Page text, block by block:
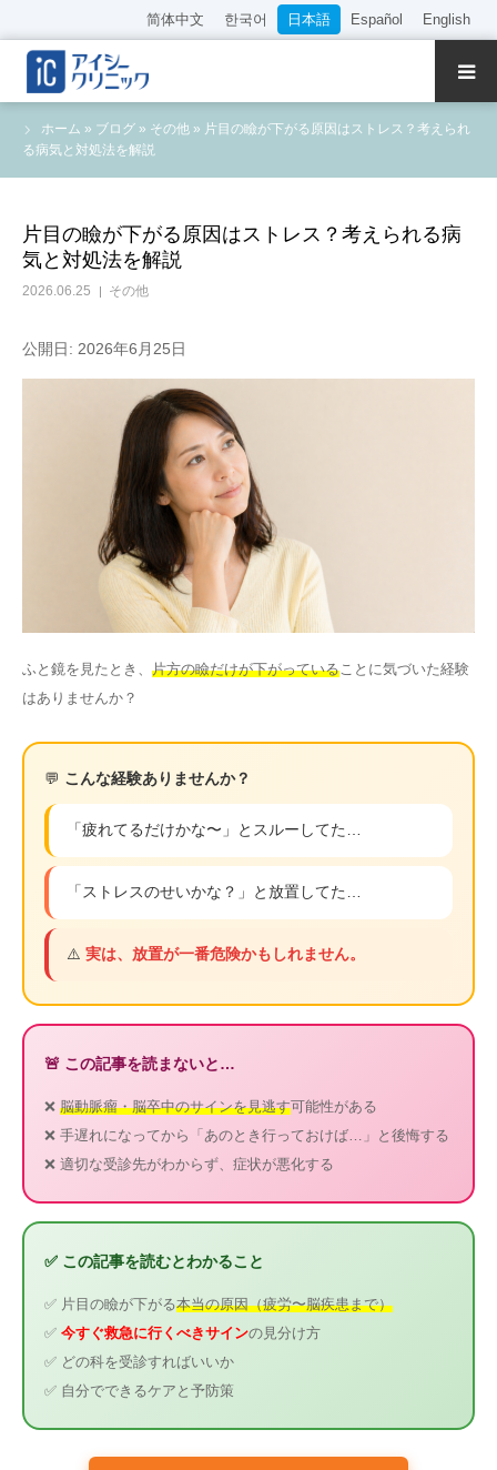
简体中文 한국어 日本語 Español English
ホーム » ブログ » その他 » 片目の瞼が下がる原因はストレス？考えられ
る病気と対処法を解説
片目の瞼が下がる原因はストレス？考えられる病
気と対処法を解説
2026.06.25 その他
公開日: 2026年6月25日
ふと鏡を見たとき、 片方の瞼だけが下がっていることに気づいた経験
はありませんか？
💬 こんな経験ありませんか？
「疲れてるだけかな〜」とスルーしてた…
「ストレスのせいかな？」と放置してた…
⚠️ 実は、放置が一番危険かもしれません。
🚨 この記事を読まないと…
❌ 脳動脈瘤・脳卒中のサインを見逃す可能性がある
❌ 手遅れになってから「あのとき行っておけば…」と後悔する
❌ 適切な受診先がわからず、症状が悪化する
✅ この記事を読むとわかること
✅ 片目の瞼が下がる本当の原因（疲労〜脳疾患まで）
✅ 今すぐ救急に行くべきサインの見分け方
✅ どの科を受診すればいいか
✅ 自分でできるケアと予防策
クリニック紹介
診療内容
WEB予約
料金表
採用情報
その他
English